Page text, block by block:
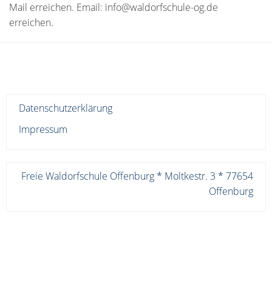
Mail erreichen. Email: info@waldorfschule-og.de
erreichen.
Datenschutzerklärung
Impressum
Freie Waldorfschule Offenburg * Moltkestr. 3 * 77654
Offenburg